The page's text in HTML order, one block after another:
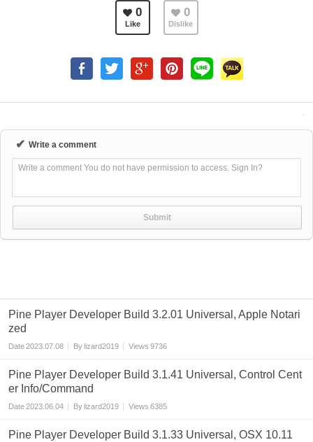
0
Like
0
Dislike
✔ Write a comment
Write a comment You do not have permission to access. Sign In?
Pine Player Developer Build 3.2.01 Universal, Apple Notari
zed
Date2023.07.08 By lizard2019 Views 9736
Pine Player Developer Build 3.1.41 Universal, Control Cent
er Info/Command
Date2023.06.04 By lizard2019 Views 6385
Pine Player Developer Build 3.1.33 Universal, OSX 10.11